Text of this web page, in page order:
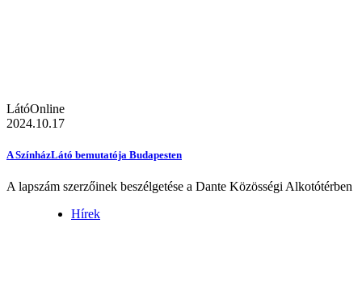
LátóOnline
2024.10.17
A SzínházLátó bemutatója Budapesten
A lapszám szerzőinek beszélgetése a Dante Közösségi Alkotótérben
Hírek